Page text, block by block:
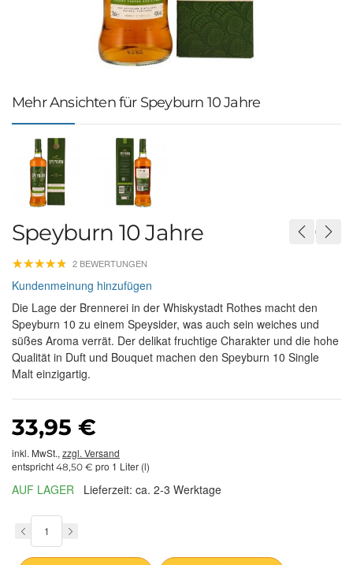
Mehr Ansichten für Speyburn 10 Jahre
Speyburn 10 Jahre
★★★★★
★★★★★ 2 BEWERTUNGEN
Kundenmeinung hinzufügen
Die Lage der Brennerei in der Whiskystadt Rothes macht den
Speyburn 10 zu einem Speysider, was auch sein weiches und
süßes Aroma verrät. Der delikat fruchtige Charakter und die hohe
Qualität in Duft und Bouquet machen den Speyburn 10 Single
Malt einzigartig.
33,95 €
inkl. MwSt., zzgl. Versand
entspricht 48,50 € pro 1 Liter (l)
AUF LAGER Lieferzeit: ca. 2-3 Werktage